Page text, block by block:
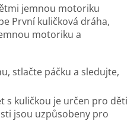
jemnou motoriku
První kuličková dráha,
motoriku a
stlačte páčku a sledujte,
s kuličkou je určen pro děti
jsou uzpůsobeny pro